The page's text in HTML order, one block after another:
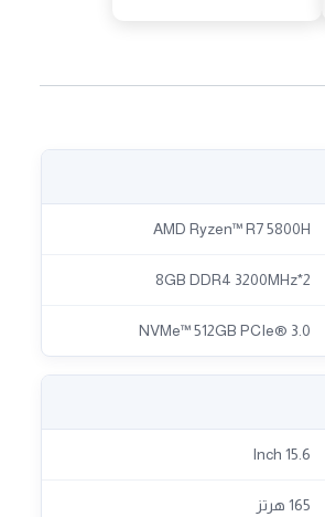
AMD Ryzen™ R7 5800H
2*8GB DDR4 3200MHz
NVMe™ 512GB PCIe® 3.0
15.6 Inch
165 هرتز